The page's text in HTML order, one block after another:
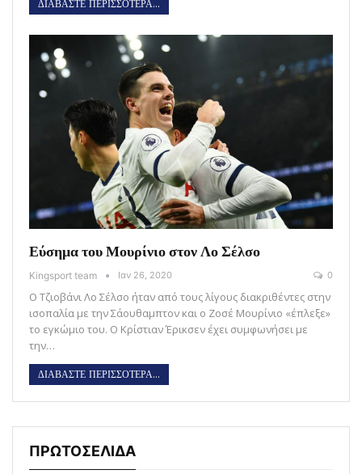
ΔΙΑΒΑΣΤΕ ΠΕΡΙΣΣΟΤΕΡΑ...
Εύσημα του Μουρίνιο στον Λο Σέλσο
Kingsport team Ιαν 26, 2020 0
Ο Τζιοβάνι Λο Σέλσο ήταν από τους λίγους διακριθέντες στην
ισοπαλία με την Σάουθαμπτον και ο Ζοσέ Μουρίνιο «έπλεξε»
το εγκώμιο του. Ο Κρίστιαν Έρικσεν έχει συμφωνήσει με
την…
ΔΙΑΒΑΣΤΕ ΠΕΡΙΣΣΟΤΕΡΑ...
ΠΡΩΤΟΣΕΛΙΔΑ